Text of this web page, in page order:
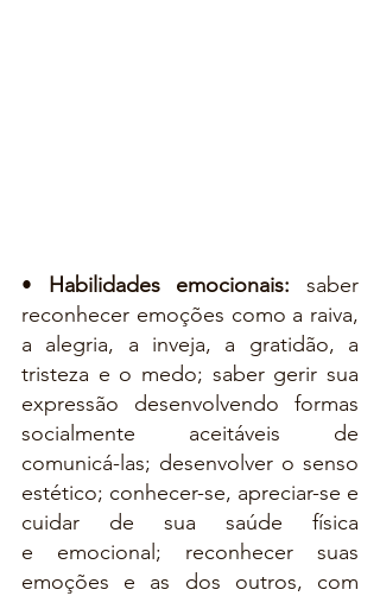
• Habilidades emocionais:
saber
reconhecer emoções como a raiva,
a alegria, a inveja, a gratidão, a
tristeza e o medo; saber gerir sua
expressão desenvolvendo formas
socialmente aceitáveis de
comunicá-las; desenvolver o senso
estético; conhecer-se, apreciar-se e
cuidar de sua saúde física
e emocional; reconhecer suas
emoções e as dos outros, com